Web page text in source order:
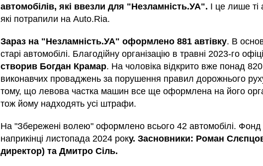
автомобілів, які ввезли для "Незламність.УА". І це лише ті
які потрапили на Auto.Ria.
Зараз на "Незламність.УА" оформлено 881 автівку. В
старі автомобілі. Благодійну організацію в травні 2023-го
створив Богдан Крамар. На чоловіка відкрито вже понад 820
виконавчих проваджень за порушення правил дорожнього
тому, що левова частка машин все ще оформлена на його
тож йому надходять усі штрафи.
На "Збережені волею" оформлено всього 42 автомобілі. Фонд
наприкінці листопада 2024 року. Засновники: Роман
директор) та Дмитро Сіль.